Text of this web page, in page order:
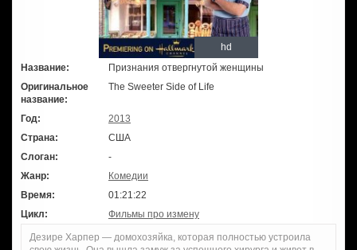
hd
Название:
Признания отвергнутой женщины
Оригинальное
название:
The Sweeter Side of Life
Год:
2013
Страна:
США
Слоган:
-
Жанр:
Комедии
Время:
01:21:22
Цикл:
Фильмы про измену
Дезире Харпер — домохозяйка, которая полностью устроила